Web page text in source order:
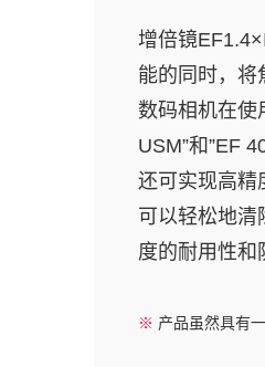
增倍镜
能的同时，将
数码相机在使
USM”和”EF
还可实现高精
可以轻松地
度的耐用性和
※ 产品虽然具有